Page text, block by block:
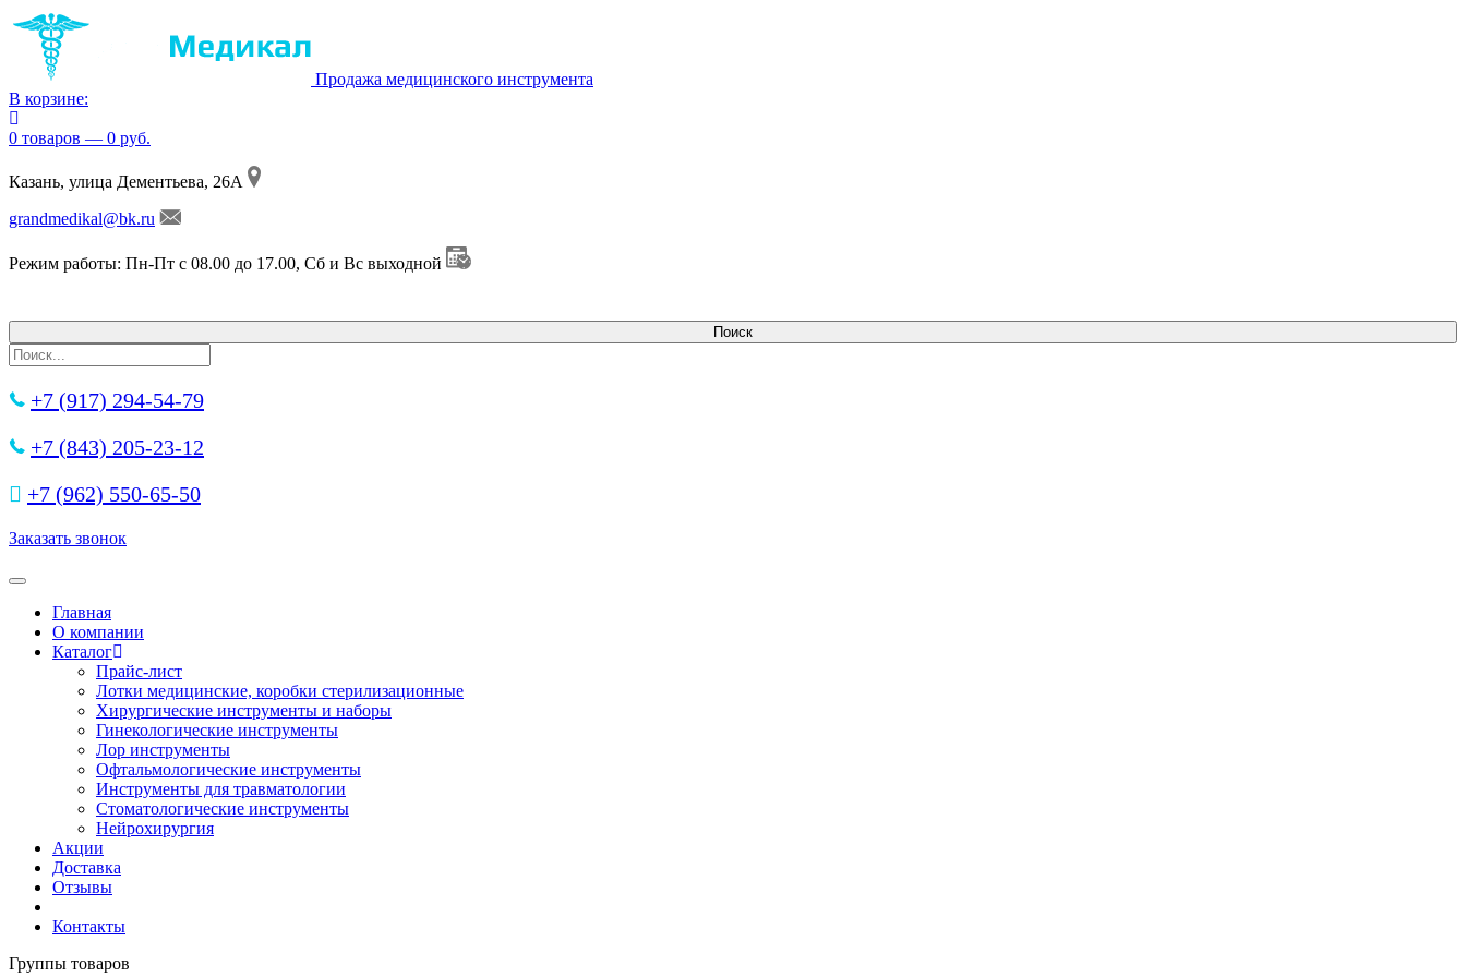
Продажа медицинского инструмента
В корзине:
0 товаров — 0 руб.
Казань, улица Дементьева, 26А
grandmedikal@bk.ru
Режим работы: Пн-Пт с 08.00 до 17.00, Сб и Вс выходной
+7 (917) 294-54-79
+7 (843) 205-23-12
+7 (962) 550‑65‑50‬
Заказать звонок
Toggle navigation
Главная
О компании
Каталог
Прайс-лист
Лотки медицинские, коробки стерилизационные
Хирургические инструменты и наборы
Гинекологические инструменты
Лор инструменты
Офтальмологические инструменты
Инструменты для травматологии
Стоматологические инструменты
Нейрохирургия
Акции
Доставка
Отзывы
Контакты
Группы товаров